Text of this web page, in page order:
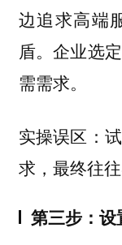
边追求高端
盾。企业选
需需求。
实操误区：
求，最终往
第三步：